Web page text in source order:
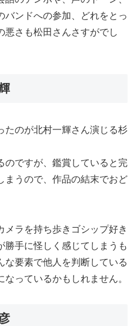
バンドへの参加、どれをとっ
悪さも松田さんさすがでし
たのが北村一輝さん演じる杉
のですが、鑑賞していると完
まうので、作品の結末でおど
ラを持ち歩きゴシップ好き
勝手に怪しく感じてしまうも
な要素で他人を判断している
っているかもしれません。